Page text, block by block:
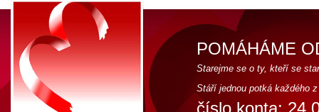
POMÁHÁME
Starejme se o ty, kteří se
Stáří jednou potká každého
číslo konta: 24